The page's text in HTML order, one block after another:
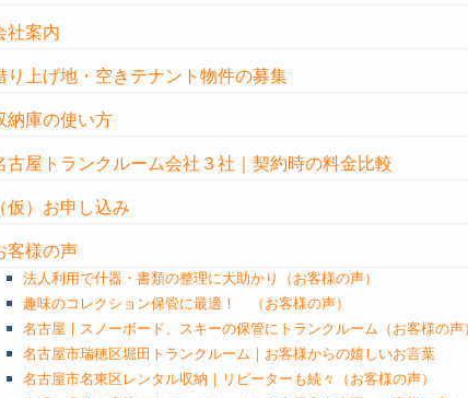
社案内
り上げ地・空きテナント物件の募集
納庫の使い方
古屋トランクルーム会社３社｜契約時の料金比較
（仮）お申し込み
客様の声
法人利用で什器・書類の整理に大助かり（お客様の声）
趣味のコレクション保管に最適！ （お客様の声）
名古屋｜スノーボード、スキーの保管にトランクルーム（お客様の声
名古屋市瑞穂区堀田トランクルーム｜お客様からの嬉しいお言葉
名古屋市名東区レンタル収納｜リピーターも続々（お客様の声）